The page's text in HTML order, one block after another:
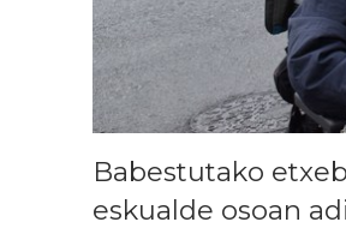
Babestutako
eskualde osoan